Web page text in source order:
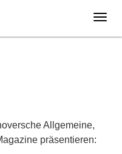
01.08.
Allgemeine,
präsentieren: